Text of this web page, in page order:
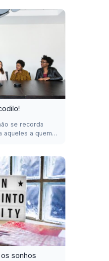
se recorda
aqueles a quem
sonhos